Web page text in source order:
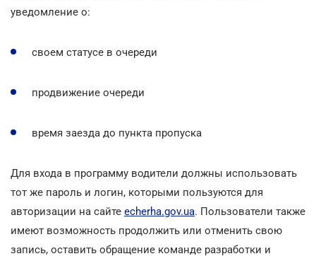
уведомление о:
своем статусе в очереди
продвижение очереди
время заезда до пункта пропуска
Для входа в программу водители должны использовать
тот же пароль и логин, которыми пользуются для
авторизации на сайте echerha.gov.ua. Пользователи также
имеют возможность продолжить или отменить свою
запись, оставить обращение команде разработки и